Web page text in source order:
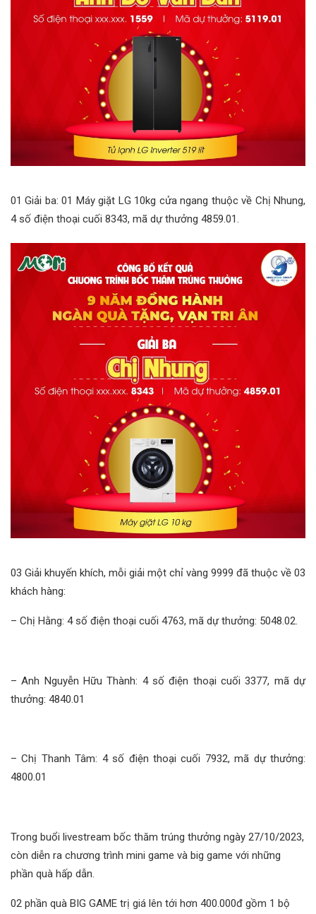
01 Giải ba: 01 Máy giặt LG 10kg cửa ngang thuộc về Chị Nhung,
4 số điện thoại cuối 8343, mã dự thưởng 4859.01.
03 Giải khuyến khích, mỗi giải một chỉ vàng 9999 đã thuộc về 03
khách hàng:
– Chị Hằng: 4 số điện thoại cuối 4763, mã dự thưởng: 5048.02.
– Anh Nguyễn Hữu Thành: 4 số điện thoại cuối 3377, mã dự
thưởng: 4840.01
– Chị Thanh Tâm: 4 số điện thoại cuối 7932, mã dự thưởng:
4800.01
Trong buổi livestream bốc thăm trúng thưởng ngày 27/10/2023,
còn diễn ra chương trình mini game và big game với những
phần quà hấp dẫn.
02 phần quà BIG GAME trị giá lên tới hơn 400.000đ gồm 1 bộ